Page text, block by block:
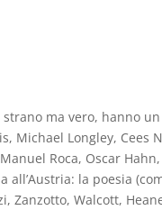
strano ma vero, hanno
Michael Longley, Cees
Roca, Oscar
la poesia
Zanzotto, Walcott,